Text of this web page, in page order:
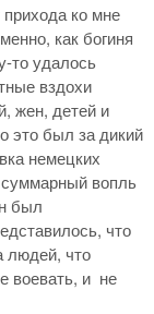
ко мне
как богиня
то удалось
вздохи
жен, детей и
это был за дикий
немецких
вопль
был
что
людей, что
воевать, и не